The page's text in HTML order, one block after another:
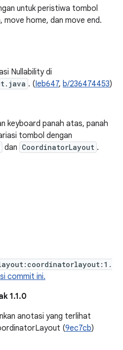
untuk peristiwa tombol
move home, dan move end.
Nullability di
. (Ieb647, b/236474453)
keyboard panah atas, panah
tombol dengan
dan CoordinatorLayout .
commit ini.
1.1.0
anotasi yang terlihat
(9ec7cb)